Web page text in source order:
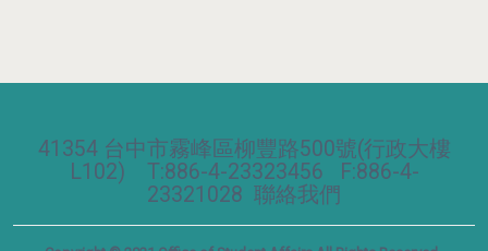
41354 台中市霧峰區柳豐路500號(行政大樓
L102) T:886-4-23323456 F:886-4-
23321028 聯絡我們